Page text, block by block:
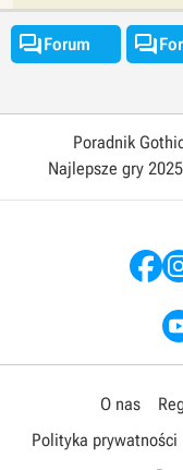
Forum 
Poradnik
Najlepsze gry
O nas
Polityka prywatności